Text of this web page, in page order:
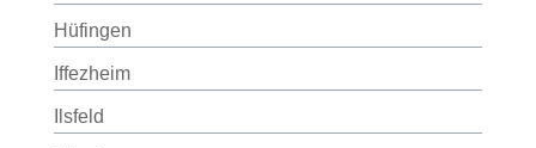
Hüfingen
Iffezheim
Ilsfeld